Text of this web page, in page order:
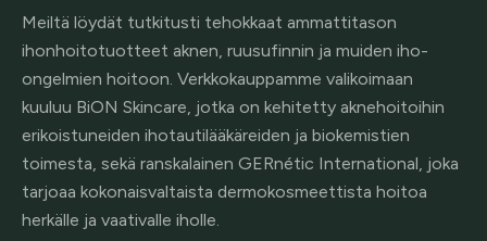
Meiltä löydät tutkitusti tehokkaat ammattitason
ihonhoitotuotteet aknen, ruusufinnin ja muiden iho-
ongelmien hoitoon. Verkkokauppamme valikoimaan
kuuluu BiON Skincare, jotka on kehitetty aknehoitoihin
erikoistuneiden ihotautilääkäreiden ja biokemistien
toimesta, sekä ranskalainen GERnétic International, joka
tarjoaa kokonaisvaltaista dermokosmeettista hoitoa
herkälle ja vaativalle iholle.